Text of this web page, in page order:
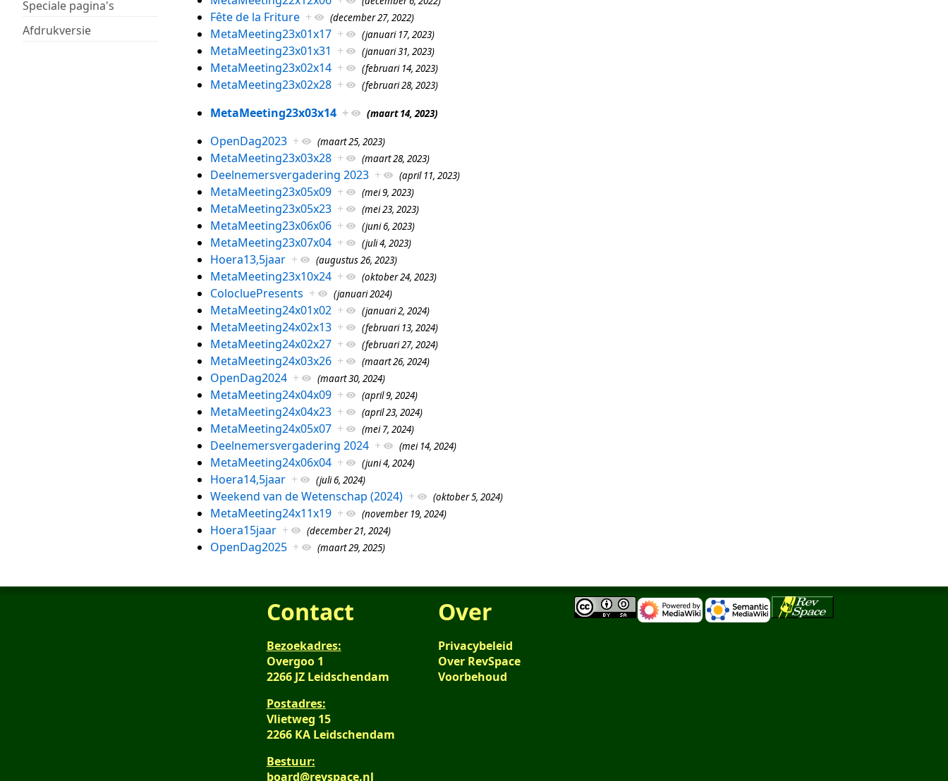
Speciale pagina's
Afdrukversie
Fête de la Friture + (december 27, 2022)
MetaMeeting23x01x17 + (januari 17, 2023)
MetaMeeting23x01x31 + (januari 31, 2023)
MetaMeeting23x02x14 + (februari 14, 2023)
MetaMeeting23x02x28 + (februari 28, 2023)
MetaMeeting23x03x14 + (maart 14, 2023)
OpenDag2023 + (maart 25, 2023)
MetaMeeting23x03x28 + (maart 28, 2023)
Deelnemersvergadering 2023 + (april 11, 2023)
MetaMeeting23x05x09 + (mei 9, 2023)
MetaMeeting23x05x23 + (mei 23, 2023)
MetaMeeting23x06x06 + (juni 6, 2023)
MetaMeeting23x07x04 + (juli 4, 2023)
Hoera13,5jaar + (augustus 26, 2023)
MetaMeeting23x10x24 + (oktober 24, 2023)
ColocluePresents + (januari 2024)
MetaMeeting24x01x02 + (januari 2, 2024)
MetaMeeting24x02x13 + (februari 13, 2024)
MetaMeeting24x02x27 + (februari 27, 2024)
MetaMeeting24x03x26 + (maart 26, 2024)
OpenDag2024 + (maart 30, 2024)
MetaMeeting24x04x09 + (april 9, 2024)
MetaMeeting24x04x23 + (april 23, 2024)
MetaMeeting24x05x07 + (mei 7, 2024)
Deelnemersvergadering 2024 + (mei 14, 2024)
MetaMeeting24x06x04 + (juni 4, 2024)
Hoera14,5jaar + (juli 6, 2024)
Weekend van de Wetenschap (2024) + (oktober 5, 2024)
MetaMeeting24x11x19 + (november 19, 2024)
Hoera15jaar + (december 21, 2024)
OpenDag2025 + (maart 29, 2025)
Contact
Bezoekadres:
Overgoo 1
2266 JZ Leidschendam
Postadres:
Vlietweg 15
2266 KA Leidschendam
Bestuur:
board@revspace.nl
Over
Privacybeleid
Over RevSpace
Voorbehoud